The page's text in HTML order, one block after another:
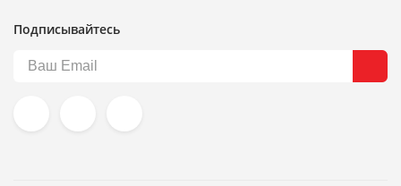
Подписывайтесь